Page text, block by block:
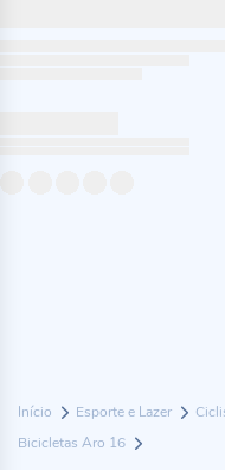
Início Esporte e Lazer
Bicicletas Aro 16